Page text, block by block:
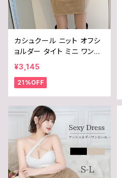
カシュクール ニット オフシ
ョルダー タイト ミニ ワンピ
ース 胸元 セクシー 長袖 ワ
ンピ レディース / COCO&Y
UKA / アイボリー ブラック
MM4R7
¥3,145
21%OFF